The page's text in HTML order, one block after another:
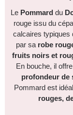
Le Pommard du
rouge issu du
calcaires typiques
par sa robe
fruits noirs et
En bouche, il
profondeur de
Pommard est
rouges,